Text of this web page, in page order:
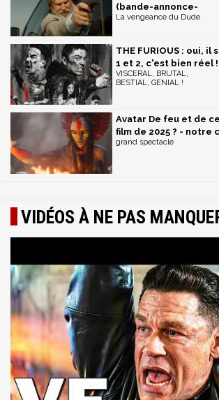
(bande-annonce-
La vengeance du Dude
THE FURIOUS : oui, il
1 et 2, c'est bien réel !
VISCERAL, BRUTAL,
BESTIAL, GENIAL !
Avatar De feu et de
film de 2025 ? - notre
grand spectacle
VIDÉOS À NE PAS